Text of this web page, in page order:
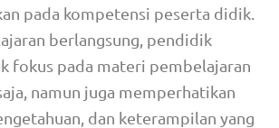
pada kompetensi peserta didik.
berlangsung, pendidik
fokus pada materi pembelajaran
namun juga memperhatikan
dan keterampilan yang